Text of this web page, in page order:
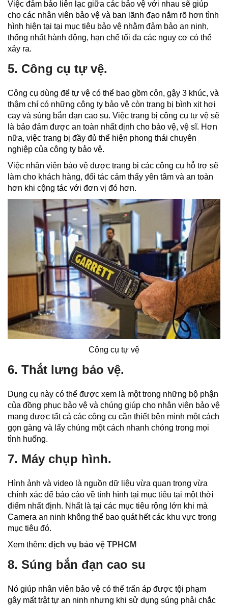
Việc đảm bảo liên lạc giữa các bảo vệ với nhau sẽ giúp
cho các nhân viên bảo vệ và ban lãnh đạo nắm rõ hơn tình
hình hiện tại tại mục tiêu bảo vệ nhằm đảm bảo an ninh,
thống nhất hành động, hạn chế tối đa các nguy cơ có thể
xảy ra.
5. Công cụ tự vệ.
Công cụ dùng để tự vệ có thể bao gồm côn, gậy 3 khúc, và
thậm chí có những công ty bảo vệ còn trang bị bình xịt hơi
cay và súng bắn đạn cao su. Việc trang bị công cụ tự vệ sẽ
là bảo đảm được an toàn nhất định cho bảo vệ, vệ sĩ. Hơn
nữa, việc trang bị đầy đủ thể hiện phong thái chuyên
nghiệp của công ty bảo vệ.
Việc nhân viên bảo vệ được trang bị các công cụ hỗ trợ sẽ
làm cho khách hàng, đối tác cảm thấy yên tâm và an toàn
hơn khi cộng tác với đơn vị đó hơn.
Công cụ tự vệ
6. Thắt lưng bảo vệ.
Dụng cụ này có thể được xem là một trong những bộ phận
của đồng phục bảo vệ và chúng giúp cho nhân viên bảo vệ
mang được tất cả các công cụ cần thiết bên mình một cách
gọn gàng và lấy chúng một cách nhanh chóng trong mọi
tình huống.
7. Máy chụp hình.
Hình ảnh và video là nguồn dữ liệu vừa quan trọng vừa
chính xác để báo cáo về tình hình tại mục tiêu tại một thời
điểm nhất định. Nhất là tại các mục tiêu rộng lớn khi mà
Camera an ninh không thể bao quát hết các khu vực trong
mục tiêu đó.
Xem thêm: dịch vụ bảo vệ TPHCM
8. Súng bắn đạn cao su
Nó giúp nhân viên bảo vệ có thể trấn áp được tội phạm
gây mất trật tự an ninh nhưng khi sử dụng súng phải chắc